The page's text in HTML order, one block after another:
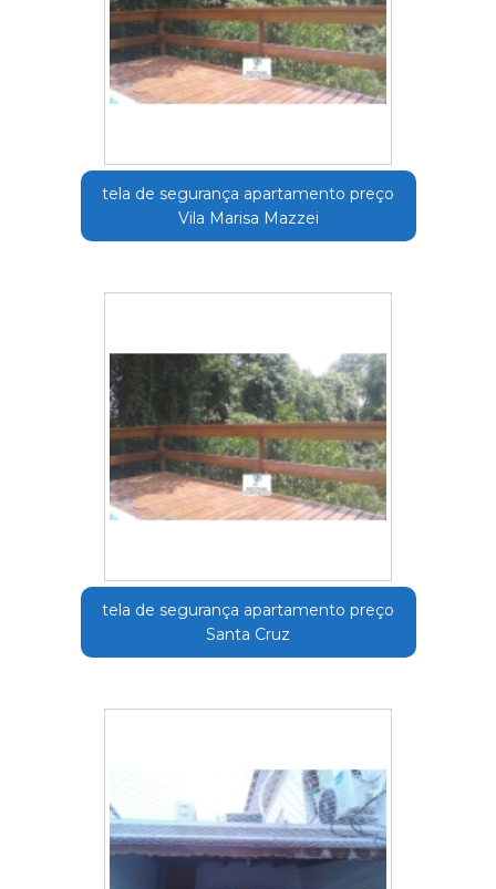
tela de segurança apartamento preço
Vila Marisa Mazzei
tela de segurança apartamento preço
Santa Cruz